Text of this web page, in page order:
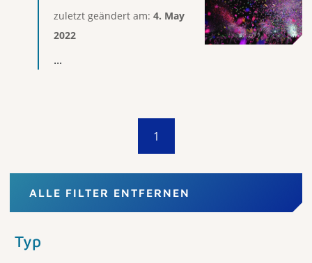
zuletzt geändert am: 4. May
2022
...
1
ALLE FILTER ENTFERNEN
Typ